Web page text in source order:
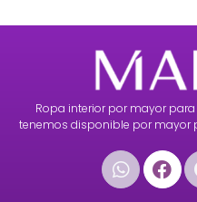
Ropa interior por mayor
tenemos disponible por mayor